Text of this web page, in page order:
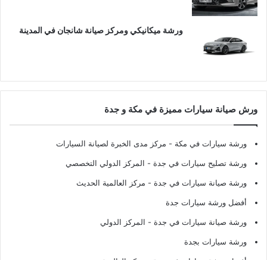
ورشة ميكانيكي ومركز صيانة شانجان في المدينة
ورش صيانة سيارات مميزة في مكة و جدة
ورشة سيارات في مكة - مركز مدى الخبرة لصيانة السيارات
ورشة تصليح سيارات في جدة - المركز الدولي التخصصي
ورشة صيانة سيارات في جدة - مركز العالمية الحديث
أفضل ورشة سيارات جدة
ورشة صيانة سيارات في جدة - المركز الدولي
ورشة سيارات بجدة